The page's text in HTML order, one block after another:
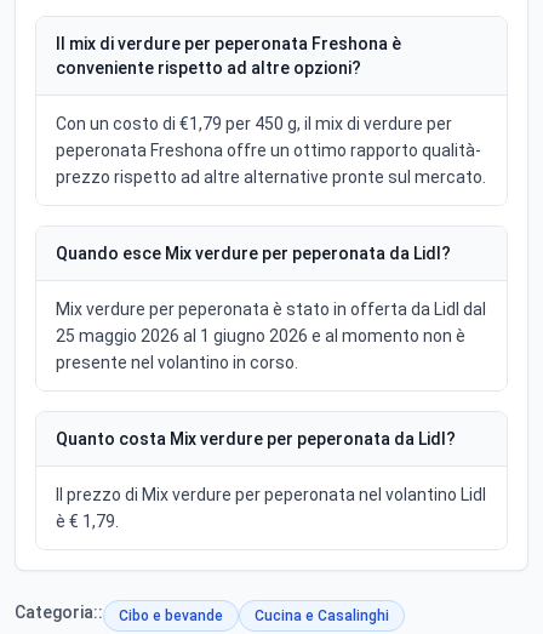
Il mix di verdure per peperonata Freshona è
conveniente rispetto ad altre opzioni?
Con un costo di €1,79 per 450 g, il mix di verdure per
peperonata Freshona offre un ottimo rapporto qualità-
prezzo rispetto ad altre alternative pronte sul mercato.
Quando esce Mix verdure per peperonata da Lidl?
Mix verdure per peperonata è stato in offerta da Lidl dal
25 maggio 2026 al 1 giugno 2026 e al momento non è
presente nel volantino in corso.
Quanto costa Mix verdure per peperonata da Lidl?
Il prezzo di Mix verdure per peperonata nel volantino Lidl
è € 1,79.
Categoria:: Cibo e bevande Cucina e Casalinghi